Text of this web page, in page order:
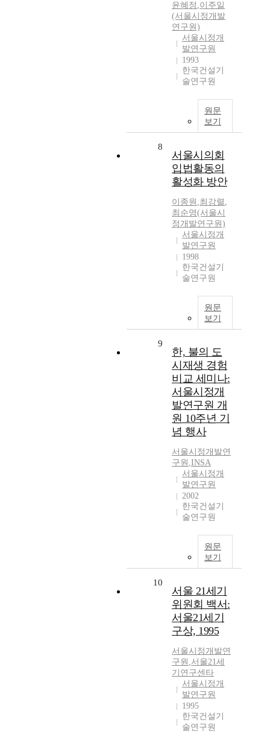
윤혜정 ,이주일
(서울시정개발
연구원)
서울시정개
발연구원
1993
한국건설기
술연구원
원문
보기
8
서울시의회
입법활동의
활성화 방안
이종원 ,최강렬 ,
최순영(서울시
정개발연구원)
서울시정개
발연구원
1998
한국건설기
술연구원
원문
보기
9
한, 불의 도
시재생 경험
비교 세미나:
서울시정개
발연구원 개
원 10주년 기
념 행사
서울시정개발연
구원 ,INSA
서울시정개
발연구원
2002
한국건설기
술연구원
원문
보기
10
서울 21세기
위원회 백서:
서울21세기
구상, 1995
서울시정개발연
구원 ,서울21세
기연구센타
서울시정개
발연구원
1995
한국건설기
술연구원